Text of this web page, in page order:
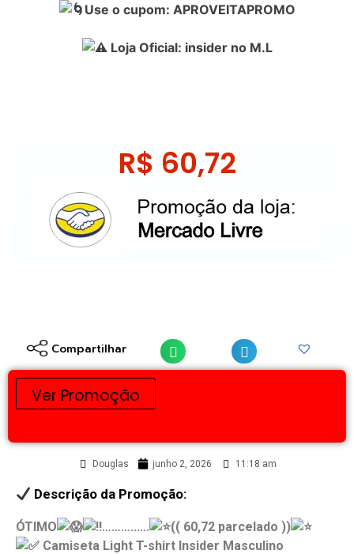
Use o cupom: APROVEITAPROMO
Loja Oficial: insider no M.L
R$ 60,72
Compartilhar
Ver Promoção
Douglas junho 2, 2026 11:18 am
Descrição da Promoção:
ÓTIMO ………..….
(( 60,72 parcelado ))
Camiseta Light T-shirt Insider Masculino